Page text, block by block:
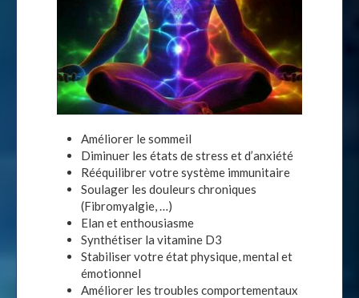
Améliorer le sommeil
Diminuer les états de stress et d’anxiété
Rééquilibrer votre système immunitaire
Soulager les douleurs chroniques
(Fibromyalgie, …)
Elan et enthousiasme
Synthétiser la vitamine D3
Stabiliser votre état physique, mental et
émotionnel
Améliorer les troubles comportementaux